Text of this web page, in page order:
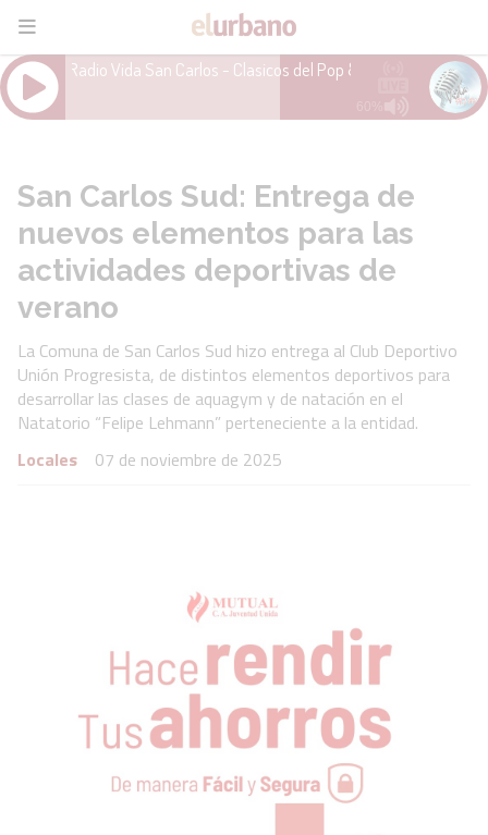
San Carlos Sud: Entrega de
nuevos elementos para las
actividades deportivas de
verano
La Comuna de San Carlos Sud hizo entrega al Club Deportivo
Unión Progresista, de distintos elementos deportivos para
desarrollar las clases de aquagym y de natación en el
Natatorio “Felipe Lehmann” perteneciente a la entidad.
Locales
07 de noviembre de 2025